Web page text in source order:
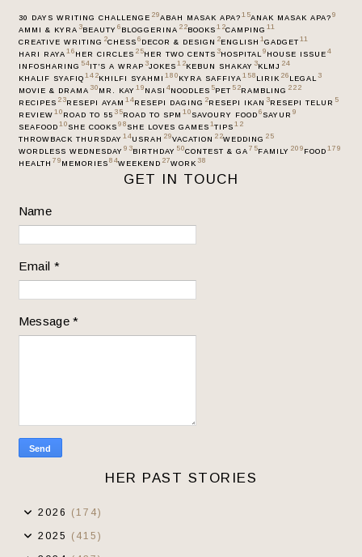
30 DAYS WRITING CHALLENGE 29ABAH MASAK APA? 15ANAK MASAK APA? 9
AMMI & KYRA 3BEAUTY 6 BLOGGERINA 22BOOKS 12CAMPING 11
CREATIVE WRITING 2CHESS 6 DECOR & DESIGN 2ENGLISH 1GADGET 11
HARI RAYA 16 HER CIRCLES 25HER TWO CENTS 3HOSPITAL9 HOUSE ISSUE 4
INFOSHARING 54IT’S A WRAP 3JOKES 12KEBUN SHAKAY 3KLMJ 24
KHALIF SYAFIQ 142KHILFI SYAHMI 180 KYRA SAFFIYA 158 LIRIK 26 LEGAL3
MOVIE & DRAMA 30 MR. KAY 19 NASI 4NOODLES 5PET 52RAMBLING 222
RECIPES 23RESEPI AYAM 14RESEPI DAGING 2RESEPI IKAN 3RESEPI TELUR 5
REVIEW 10 ROAD TO 55 35ROAD TO SPM 10 SAVOURY FOOD 6 SAYUR 9
SEAFOOD 10 SHE COOKS 98 SHE LOVES GAMES 1TIPS 12
THROWBACK THURSDAY 14USRAH 29VACATION 22WEDDING 25
WORDLESS WEDNESDAY 93BIRTHDAY 50CONTEST & GA 75FAMILY 209 FOOD 179
HEALTH 79 MEMORIES 84WEEKEND 27WORK 38
GET IN TOUCH
Name
Email *
Message*
HER PAST STORIES
2026 (174)
2025 (415)